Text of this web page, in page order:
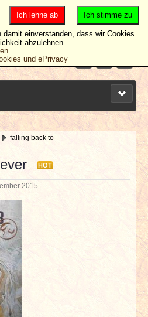
falling back to
HOT
2015
Ich stimme zu
Ich lehne ab
einverstanden, dass wir Cookies
abzulehnen.
und ePrivacy